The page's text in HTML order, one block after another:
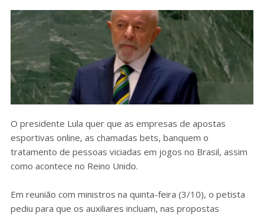
O presidente Lula quer que as empresas de apostas
esportivas online, as chamadas bets, banquem o
tratamento de pessoas viciadas em jogos no Brasil, assim
como acontece no Reino Unido.
Em reunião com ministros na quinta-feira (3/10), o petista
pediu para que os auxiliares incluam, nas propostas